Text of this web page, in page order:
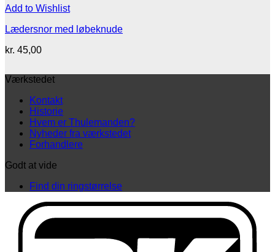
Add to Wishlist
Lædersnor med løbeknude
kr. 45,00
Værkstedet
Kontakt
Historie
Hvem er Thulemanden?
Nyheder fra værkstedet
Forhandlere
Godt at vide
Find din ringstørrelse